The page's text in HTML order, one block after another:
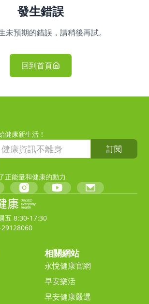
發生錯誤
未預期的錯誤，請稍後再試。
回到首頁
健康新生活！
訂閱
正能量和健康的動力
五 8:30-17:30
相關網站
永悅健康官網
早安樂活
早安健康嚴選